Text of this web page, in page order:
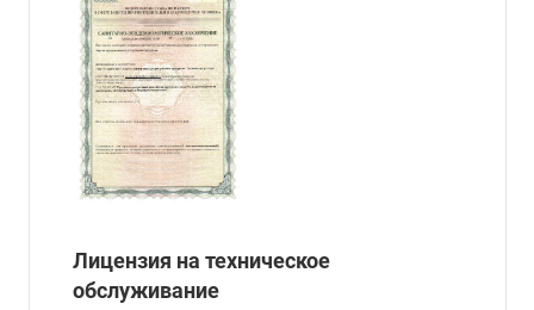
Лицензия на техническое
обслуживание